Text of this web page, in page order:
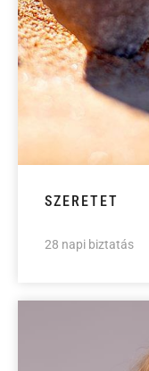
SZERETET
28 napi biztatás